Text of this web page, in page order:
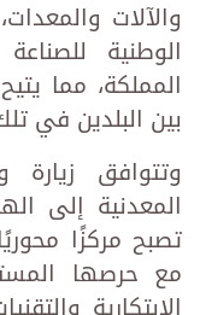
والآلات
الوطنية
المملكة، مما
بين البلدين في
وتتوافق زيارة
المعدنية إلى
تصبح مركزًا
مع حرصها